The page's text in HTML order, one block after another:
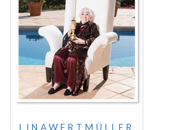
LINAWERTMÜLLER